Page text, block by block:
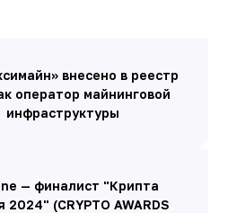
внесено в реестр
оператор майнинговой
инфраструктуры
— финалист "Крипта
2024" (CRYPTO AWARDS